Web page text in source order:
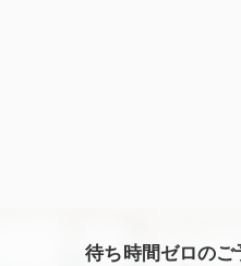
待ち時間ゼロのご